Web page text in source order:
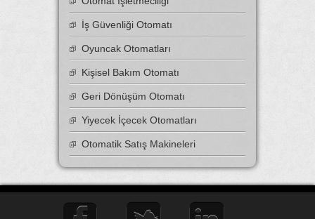
İş Güvenliği Otomatı
Oyuncak Otomatları
Kişisel Bakım Otomatı
Geri Dönüşüm Otomatı
Yiyecek İçecek Otomatları
Otomatik Satış Makineleri